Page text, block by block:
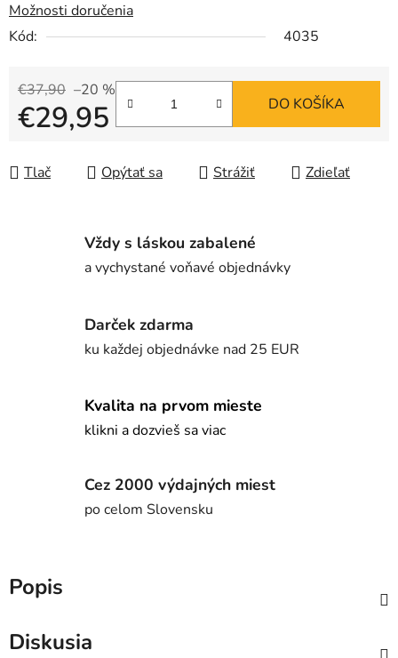
Možnosti doručenia
Kód:
4035
€37,90 –20 %
€29,95 DO KOŠÍKA
Tlač Opýtať sa Strážiť Zdieľať
Vždy s láskou zabalené
a vychystané voňavé objednávky
Darček zdarma
ku každej objednávke nad 25 EUR
Kvalita na prvom mieste
klikni a dozvieš sa viac
Cez 2000 výdajných miest
po celom Slovensku
Popis
Diskusia